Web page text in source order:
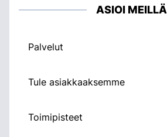
ASIOI MEILLÄ
Palvelut
Tule asiakkaaksemme
Toimipisteet